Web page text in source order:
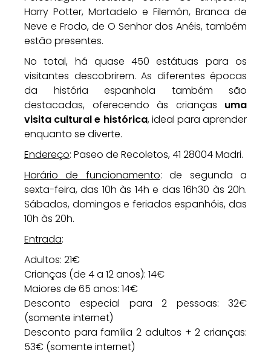
Harry Potter, Mortadelo e Filemón, Branca de
Neve e Frodo, de O Senhor dos Anéis, também
estão presentes.
No total, há quase 450 estátuas para os
visitantes descobrirem. As diferentes épocas
da história espanhola também são
destacadas, oferecendo às crianças uma
visita cultural e histórica, ideal para aprender
enquanto se diverte.
Endereço: Paseo de Recoletos, 41 28004 Madri.
Horário de funcionamento: de segunda a
sexta-feira, das 10h às 14h e das 16h30 às 20h.
Sábados, domingos e feriados espanhóis, das
10h às 20h.
Entrada:
Adultos: 21€
Crianças (de 4 a 12 anos): 14€
Maiores de 65 anos: 14€
Desconto especial para 2 pessoas: 32€
(somente internet)
Desconto para família 2 adultos + 2 crianças:
53€ (somente internet)